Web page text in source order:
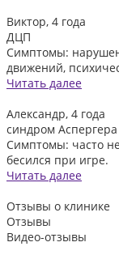
Виктор, 4 года
ДЦП
Симптомы:
движений,
Читать далее
Александр, 4 года
синдром Аспергера
Симптомы: часто
бесился при игре.
Читать далее
Отзывы о клинике
Отзывы
Видео-отзывы